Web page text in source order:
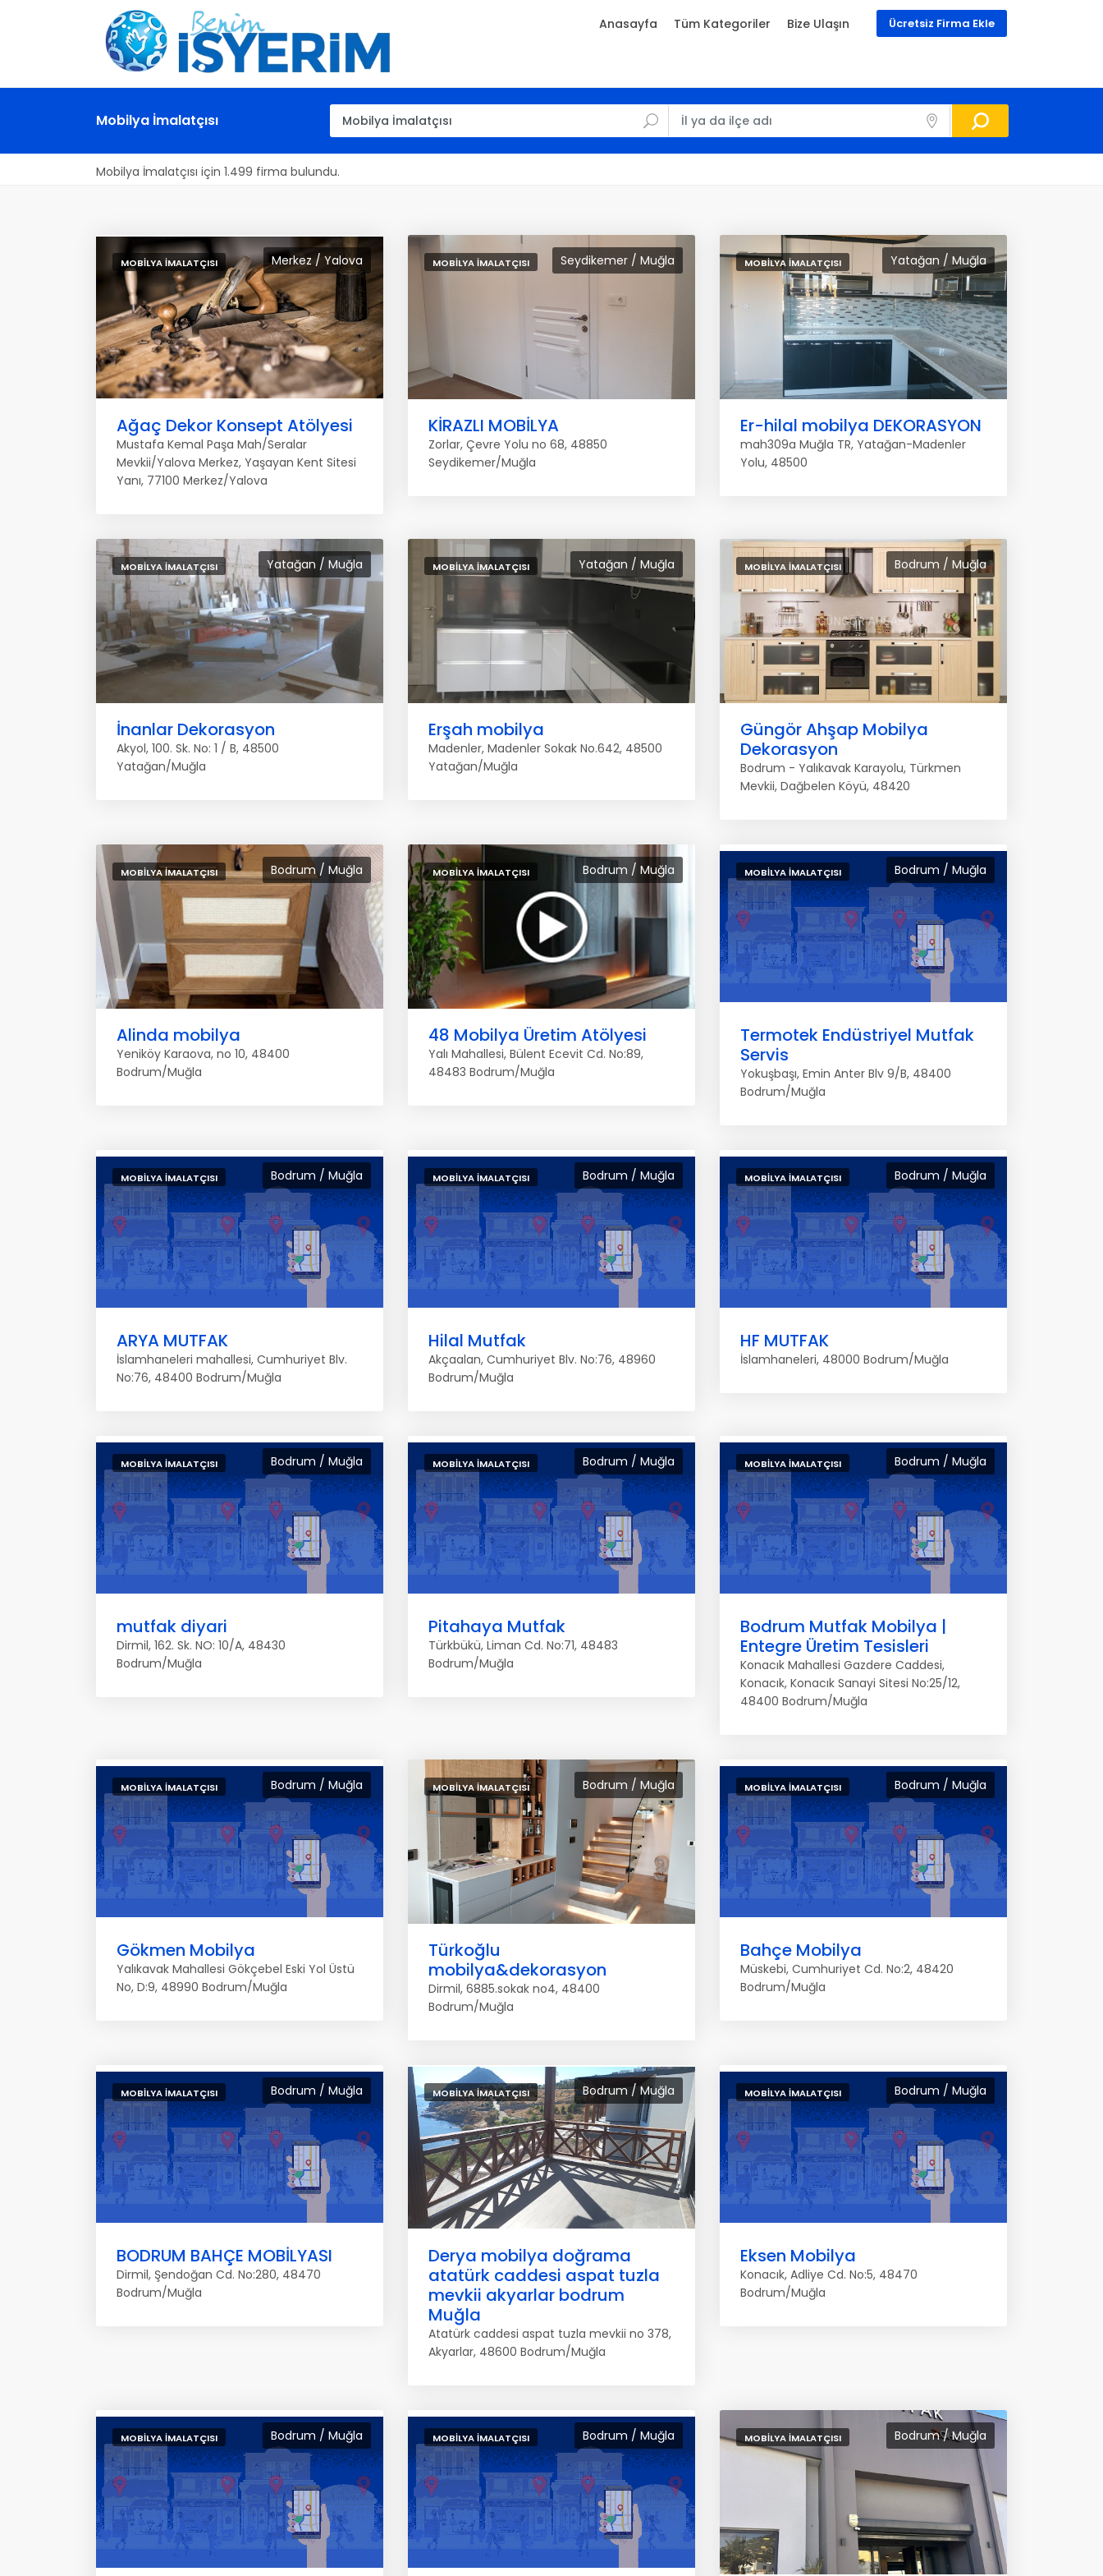
Ücretsiz Firma Ekle
Anasayfa Tüm Kategoriler Bize Ulaşın
Mobilya İmalatçısı
Mobilya İmalatçısı için 1.499 firma bulundu.
Merkez / Yalova
MOBILYA İMALATÇISI
Ağaç Dekor Konsept Atölyesi
Mustafa Kemal Paşa Mah/Seralar
Mevkii/Yalova Merkez, Yaşayan Kent Sitesi
Yanı, 77100 Merkez/Yalova
Seydikemer / Muğla
MOBILYA İMALATÇISI
KİRAZLI MOBİLYA
Zorlar, Çevre Yolu no 68, 48850
Seydikemer/Muğla
Yatağan / Muğla
MOBILYA İMALATÇISI
Er-hilal mobilya DEKORASYON
mah309a Muğla TR, Yatağan-Madenler
Yolu, 48500
Yatağan / Muğla
MOBILYA İMALATÇISI
İnanlar Dekorasyon
Akyol, 100. Sk. No: 1 / B, 48500
Yatağan/Muğla
Yatağan / Muğla
MOBILYA İMALATÇISI
Erşah mobilya
Madenler, Madenler Sokak No.642, 48500
Yatağan/Muğla
Bodrum / Muğla
MOBILYA İMALATÇISI
Güngör Ahşap Mobilya
Dekorasyon
Bodrum - Yalıkavak Karayolu, Türkmen
Mevkii, Dağbelen Köyü, 48420
Bodrum / Muğla
MOBILYA İMALATÇISI
Alinda mobilya
Yeniköy Karaova, no 10, 48400
Bodrum/Muğla
Bodrum / Muğla
MOBILYA İMALATÇISI
48 Mobilya Üretim Atölyesi
Yalı Mahallesi, Bülent Ecevit Cd. No:89,
48483 Bodrum/Muğla
Bodrum / Muğla
MOBILYA İMALATÇISI
Termotek Endüstriyel Mutfak
Servis
Yokuşbaşı, Emin Anter Blv 9/B, 48400
Bodrum/Muğla
Bodrum / Muğla
MOBILYA İMALATÇISI
ARYA MUTFAK
İslamhaneleri mahallesi, Cumhuriyet Blv.
No:76, 48400 Bodrum/Muğla
Bodrum / Muğla
MOBILYA İMALATÇISI
Hilal Mutfak
Akçaalan, Cumhuriyet Blv. No:76, 48960
Bodrum/Muğla
Bodrum / Muğla
MOBILYA İMALATÇISI
HF MUTFAK
İslamhaneleri, 48000 Bodrum/Muğla
Bodrum / Muğla
MOBILYA İMALATÇISI
mutfak diyari
Dirmil, 162. Sk. NO: 10/A, 48430
Bodrum/Muğla
Bodrum / Muğla
MOBILYA İMALATÇISI
Pitahaya Mutfak
Türkbükü, Liman Cd. No:71, 48483
Bodrum/Muğla
Bodrum / Muğla
MOBILYA İMALATÇISI
Bodrum Mutfak Mobilya |
Entegre Üretim Tesisleri
Konacık Mahallesi Gazdere Caddesi,
Konacık, Konacık Sanayi Sitesi No:25/12,
48400 Bodrum/Muğla
Bodrum / Muğla
MOBILYA İMALATÇISI
Gökmen Mobilya
Yalıkavak Mahallesi Gökçebel Eski Yol Üstü
No, D:9, 48990 Bodrum/Muğla
Bodrum / Muğla
MOBILYA İMALATÇISI
Türkoğlu
mobilya&dekorasyon
Dirmil, 6885.sokak no4, 48400
Bodrum/Muğla
Bodrum / Muğla
MOBILYA İMALATÇISI
Bahçe Mobilya
Müskebi, Cumhuriyet Cd. No:2, 48420
Bodrum/Muğla
Bodrum / Muğla
MOBILYA İMALATÇISI
BODRUM BAHÇE MOBİLYASI
Dirmil, Şendoğan Cd. No:280, 48470
Bodrum/Muğla
Bodrum / Muğla
MOBILYA İMALATÇISI
Derya mobilya doğrama
atatürk caddesi aspat tuzla
mevkii akyarlar bodrum
Muğla
Atatürk caddesi aspat tuzla mevkii no 378,
Akyarlar, 48600 Bodrum/Muğla
Bodrum / Muğla
MOBILYA İMALATÇISI
Eksen Mobilya
Konacık, Adliye Cd. No:5, 48470
Bodrum/Muğla
Bodrum / Muğla
MOBILYA İMALATÇISI Bodrum / Muğla
MOBILYA İMALATÇISI Bodrum / Muğla
MOBILYA İMALATÇISI